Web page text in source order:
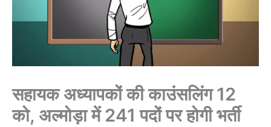
सहायक अध्यापकों की काउंसलिंग 12
को, अल्मोड़ा में 241 पदों पर होगी भर्ती